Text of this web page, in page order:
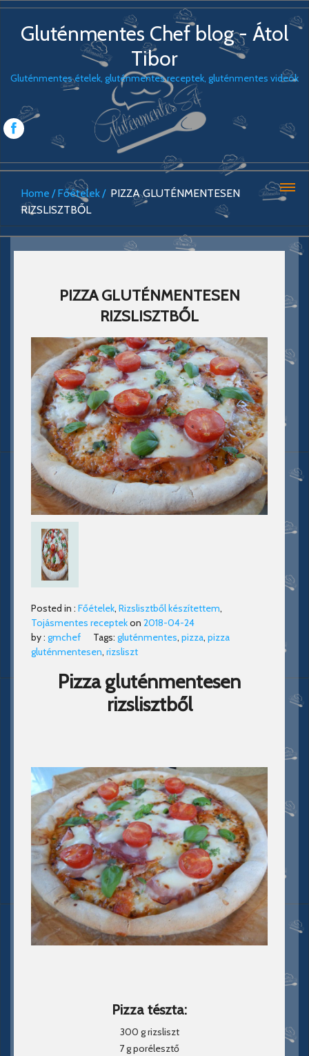
Gluténmentes Chef blog - Átol
Tibor
Gluténmentes ételek, gluténmentes receptek, gluténmentes videók
Home Főételek
PIZZA GLUTÉNMENTESEN
RIZSLISZTBŐL
PIZZA GLUTÉNMENTESEN
RIZSLISZTBŐL
Posted in : Főételek, Rizslisztből készítettem,
Tojásmentes receptekon 2018-04-24
by : gmchef Tags: gluténmentes, pizza, pizza
gluténmentesen, rizsliszt
Pizza gluténmentesen
rizslisztből
Pizza tészta:
300 g rizsliszt
7 g porélesztő